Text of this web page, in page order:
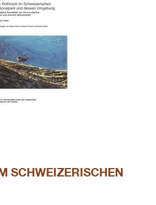
SCHWEIZERISCHEN